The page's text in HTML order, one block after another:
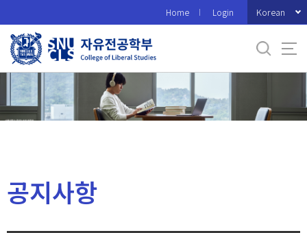
로
메
Home Login Korean
공지사항